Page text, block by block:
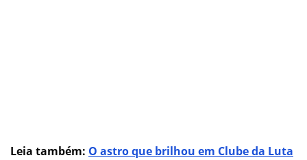
Leia também: O astro que brilhou em Clube da Luta